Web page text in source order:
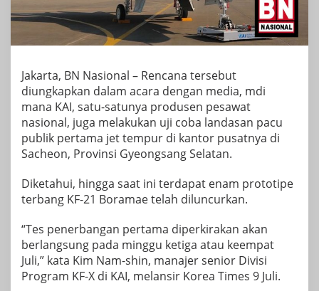
Jakarta, BN Nasional – Rencana tersebut
diungkapkan dalam acara dengan media, mdi
mana KAI, satu-satunya produsen pesawat
nasional, juga melakukan uji coba landasan pacu
publik pertama jet tempur di kantor pusatnya di
Sacheon, Provinsi Gyeongsang Selatan.
Diketahui, hingga saat ini terdapat enam prototipe
terbang KF-21 Boramae telah diluncurkan.
“Tes penerbangan pertama diperkirakan akan
berlangsung pada minggu ketiga atau keempat
Juli,” kata Kim Nam-shin, manajer senior Divisi
Program KF-X di KAI, melansir Korea Times 9 Juli.